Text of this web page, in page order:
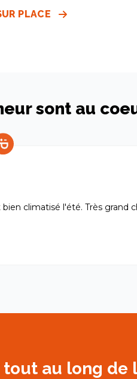
PLACE
sont au
climatisé l'été. Très grand
au long de